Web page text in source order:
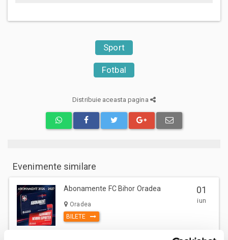
Sport
Fotbal
Distribuie aceasta pagina
Evenimente similare
Abonamente FC Bihor Oradea
Oradea
BILETE
01
iun